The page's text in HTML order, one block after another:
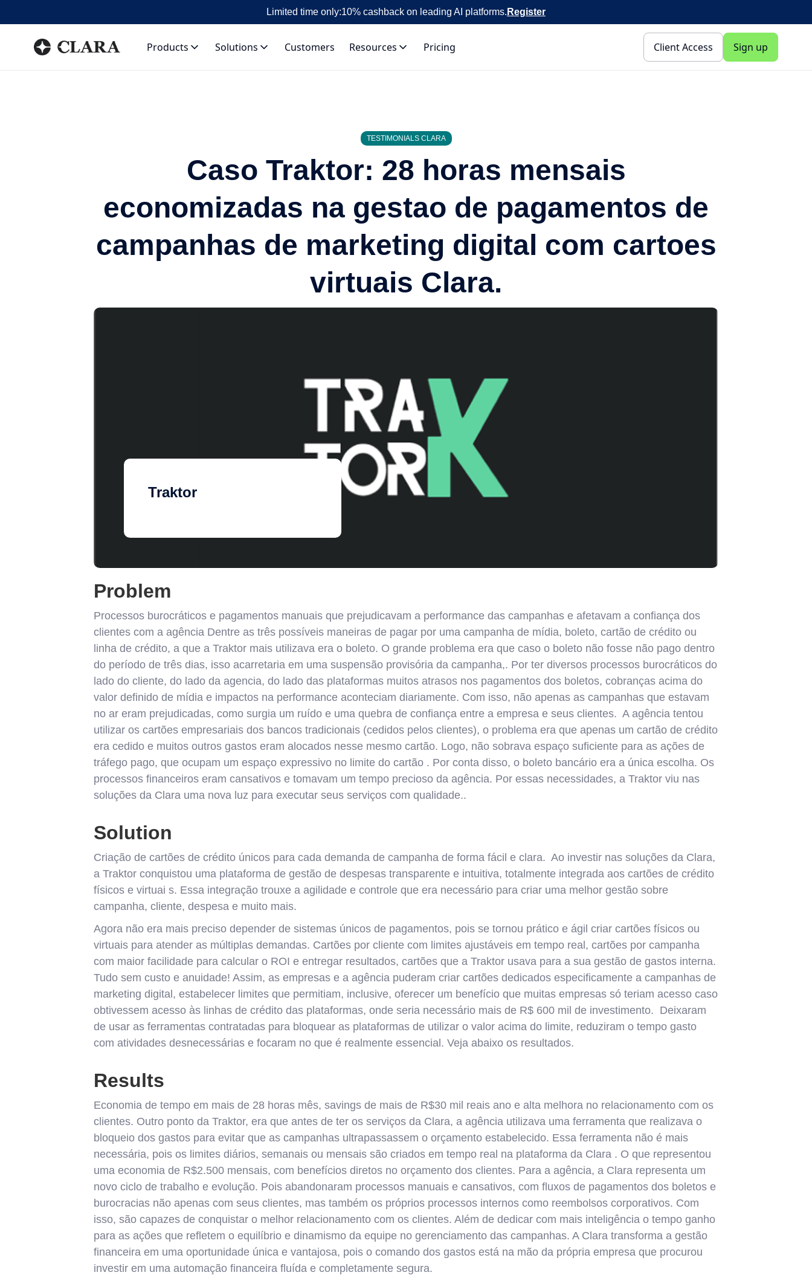
Limited time only:10% cashback on leading AI platforms. Register
Products Solutions Customers Resources Pricing Client Access Sign up
TESTIMONIALS CLARA
Caso Traktor: 28 horas mensais
economizadas na gestao de pagamentos de
campanhas de marketing digital com cartoes
virtuais Clara.
Traktor
Problem
Processos burocráticos e pagamentos manuais que prejudicavam a performance das campanhas e afetavam a confiança dos
clientes com a agência Dentre as três possíveis maneiras de pagar por uma campanha de mídia, boleto, cartão de crédito ou
linha de crédito, a que a Traktor mais utilizava era o boleto. O grande problema era que caso o boleto não fosse não pago dentro
do período de três dias, isso acarretaria em uma suspensão provisória da campanha,. Por ter diversos processos burocráticos do
lado do cliente, do lado da agencia, do lado das plataformas muitos atrasos nos pagamentos dos boletos, cobranças acima do
valor definido de mídia e impactos na performance aconteciam diariamente. Com isso, não apenas as campanhas que estavam
no ar eram prejudicadas, como surgia um ruído e uma quebra de confiança entre a empresa e seus clientes. A agência tentou
utilizar os cartões empresariais dos bancos tradicionais (cedidos pelos clientes), o problema era que apenas um cartão de crédito
era cedido e muitos outros gastos eram alocados nesse mesmo cartão. Logo, não sobrava espaço suficiente para as ações de
tráfego pago, que ocupam um espaço expressivo no limite do cartão . Por conta disso, o boleto bancário era a única escolha. Os
processos financeiros eram cansativos e tomavam um tempo precioso da agência. Por essas necessidades, a Traktor viu nas
soluções da Clara uma nova luz para executar seus serviços com qualidade..
Solution
Criação de cartões de crédito únicos para cada demanda de campanha de forma fácil e clara. Ao investir nas soluções da Clara,
a Traktor conquistou uma plataforma de gestão de despesas transparente e intuitiva, totalmente integrada aos cartões de crédito
físicos e virtuai s. Essa integração trouxe a agilidade e controle que era necessário para criar uma melhor gestão sobre
campanha, cliente, despesa e muito mais.
Agora não era mais preciso depender de sistemas únicos de pagamentos, pois se tornou prático e ágil criar cartões físicos ou
virtuais para atender as múltiplas demandas. Cartões por cliente com limites ajustáveis em tempo real, cartões por campanha
com maior facilidade para calcular o ROI e entregar resultados, cartões que a Traktor usava para a sua gestão de gastos interna.
Tudo sem custo e anuidade! Assim, as empresas e a agência puderam criar cartões dedicados especificamente a campanhas de
marketing digital, estabelecer limites que permitiam, inclusive, oferecer um benefício que muitas empresas só teriam acesso caso
obtivessem acesso às linhas de crédito das plataformas, onde seria necessário mais de R$ 600 mil de investimento. Deixaram
de usar as ferramentas contratadas para bloquear as plataformas de utilizar o valor acima do limite, reduziram o tempo gasto
com atividades desnecessárias e focaram no que é realmente essencial. Veja abaixo os resultados.
Results
Economia de tempo em mais de 28 horas mês, savings de mais de R$30 mil reais ano e alta melhora no relacionamento com os
clientes. Outro ponto da Traktor, era que antes de ter os serviços da Clara, a agência utilizava uma ferramenta que realizava o
bloqueio dos gastos para evitar que as campanhas ultrapassassem o orçamento estabelecido. Essa ferramenta não é mais
necessária, pois os limites diários, semanais ou mensais são criados em tempo real na plataforma da Clara . O que representou
uma economia de R$2.500 mensais, com benefícios diretos no orçamento dos clientes. Para a agência, a Clara representa um
novo ciclo de trabalho e evolução. Pois abandonaram processos manuais e cansativos, com fluxos de pagamentos dos boletos e
burocracias não apenas com seus clientes, mas também os próprios processos internos como reembolsos corporativos. Com
isso, são capazes de conquistar o melhor relacionamento com os clientes. Além de dedicar com mais inteligência o tempo ganho
para as ações que refletem o equilíbrio e dinamismo da equipe no gerenciamento das campanhas. A Clara transforma a gestão
financeira em uma oportunidade única e vantajosa, pois o comando dos gastos está na mão da própria empresa que procurou
investir em uma automação financeira fluída e completamente segura.